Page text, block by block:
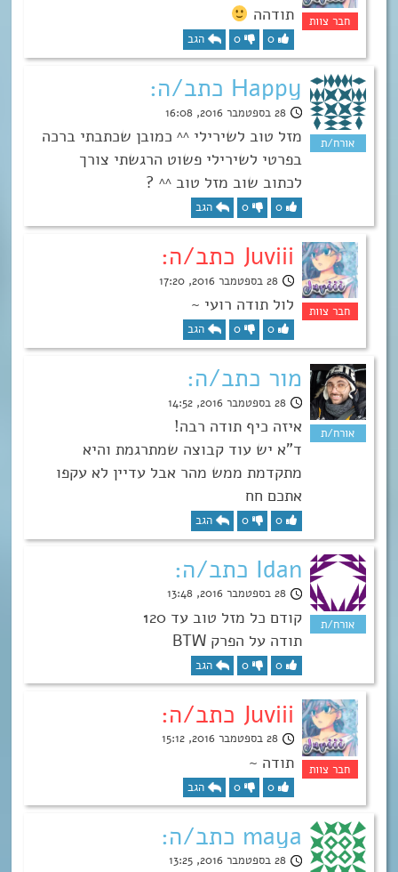
תודהה
0
0 הגב
Happy כתב/ה:
28 בספטמבר 2016, 16:08
מזל טוב לשירילי ^^ כמובן שכתבתי ברכה
בפרטי לשירילי פשוט הרגשתי צורך
לכתוב שוב מזל טוב ^^ ?
0
0 הגב
Juviii כתב/ה:
28 בספטמבר 2016, 17:20
לול תודה רועי ~
0
0 הגב
מור כתב/ה:
28 בספטמבר 2016, 14:52
איזה כיף תודה רבה!
ד”א יש עוד קבוצה שמתרגמת והיא
מתקדמת ממש מהר אבל עדיין לא עקפו
אתכם חח
0
0 הגב
Idan כתב/ה:
28 בספטמבר 2016, 13:48
קודם כל מזל טוב עד 120
תודה על הפרק BTW
0
0 הגב
Juviii כתב/ה:
28 בספטמבר 2016, 15:12
תודה ~
0
0 הגב
maya כתב/ה:
28 בספטמבר 2016, 13:25